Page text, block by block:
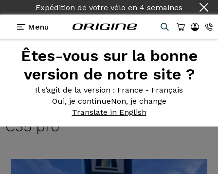
Expédition de votre vélo en 4 semaines
Menu
Êtes-vous sur la bonne
version de notre site ?
Il s’agit de la version : France - Français
Oui, je continueNon, je change
Translate in English
Témoignages>Gravel Graxx - Shimano GRX 810
Gravel Graxx- Shimano GRX
810 2x11 - Roues Prymahl Vega
C35 pro